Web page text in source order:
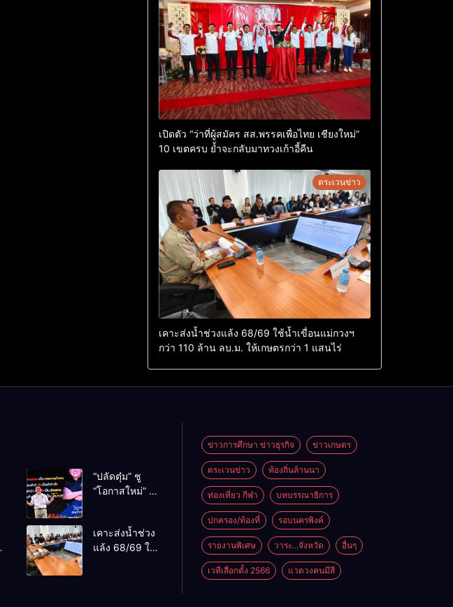
เปิดตัว “ว่าที่ผู้สมัคร สส.พรรคเพื่อไทย เชียงใหม่”
10 เขตครบ ย้ำจะกลับมาทวงเก้าอี้คืน
ตระเวนข่าว
เคาะส่งน้ำช่วงแล้ง 68/69 ใช้น้ำเขื่อนแม่กวงฯ
กว่า 110 ล้าน ลบ.ม. ให้เกษตรกว่า 1 แสนไร่
“ปลัดตุ๋ม” ชู
“โอกาสใหม่” นำ
ไม่ใช่เล่น
การเมือง
เคาะส่งน้ำช่วง
แล้ง 68/69 ใช้
ข่าวการศึกษา ข่าวธุรกิจ ข่าวเกษตร
ตระเวนข่าว ท้องถิ่นล้านนา
ท่องเที่ยว กีฬา บทบรรณาธิการ
ปกครอง/ท้องที่ รอบนครพิงค์
รายงานพิเศษ วาระ...จังหวัด อื่นๆ
เวทีเลือกตั้ง 2566 แวดวงคนมีสี